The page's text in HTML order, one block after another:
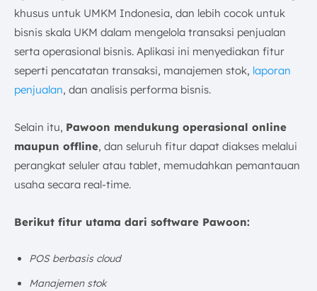
khusus untuk UMKM Indonesia, dan lebih cocok untuk
bisnis skala UKM dalam mengelola transaksi penjualan
serta operasional bisnis. Aplikasi ini menyediakan fitur
seperti pencatatan transaksi, manajemen stok, laporan
penjualan, dan analisis performa bisnis.
Selain itu, Pawoon mendukung operasional online
maupun offline, dan seluruh fitur dapat diakses melalui
perangkat seluler atau tablet, memudahkan pemantauan
usaha secara real-time.
Berikut fitur utama dari software Pawoon:
POS berbasis cloud
Manajemen stok